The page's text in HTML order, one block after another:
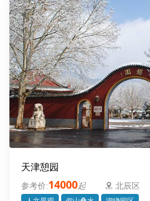
天津憩园
14000起 北辰区